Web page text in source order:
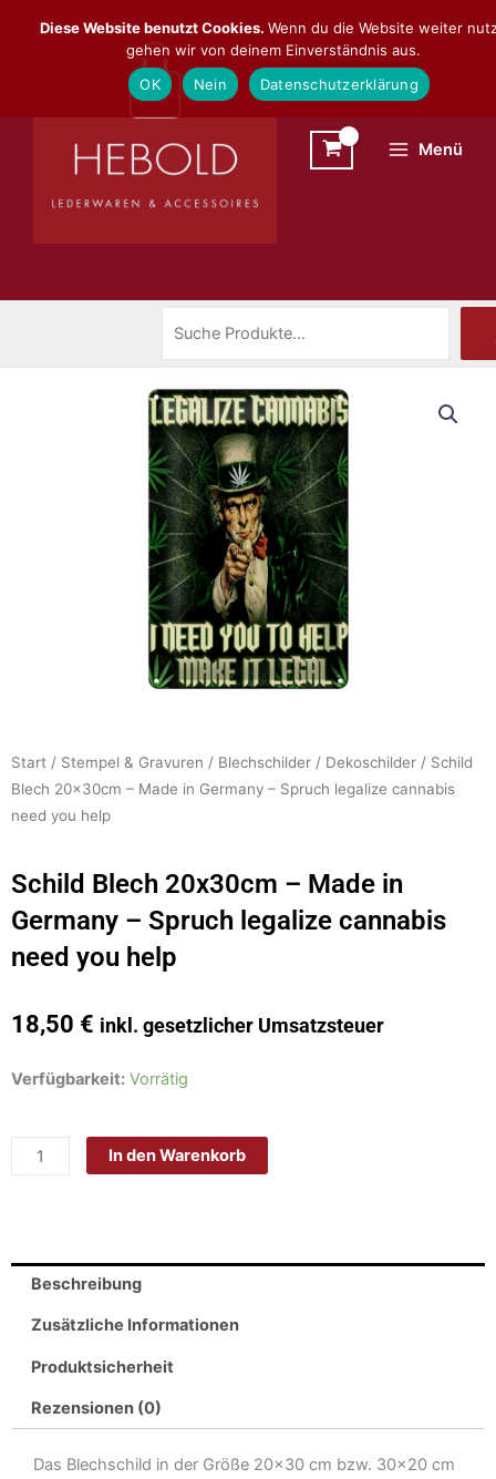
Inhalt
Menü
Start / Stempel & Gravuren / Blechschilder / Dekoschilder / Schild
Blech 20x30cm – Made in Germany – Spruch legalize cannabis
need you help
Schild Blech 20x30cm – Made in
Germany – Spruch legalize cannabis
need you help
18,50 € inkl. gesetzlicher Umsatzsteuer
Verfügbarkeit: Vorrätig
Schild
-
Spruch
legalize
need
you
help
In den Warenkorb
Beschreibung
Zusätzliche Informationen
Produktsicherheit
Rezensionen (0)
Das Blechschild in der Größe 20×30 cm bzw. 30×20 cm
Diese Website benutzt Cookies. Wenn du die Website weiter
gehen wir von deinem Einverständnis aus.
OK
Nein Datenschutzerklärung